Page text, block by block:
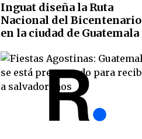
Inguat diseña la Ruta
Nacional del Bicentenario
en la ciudad de Guatemala